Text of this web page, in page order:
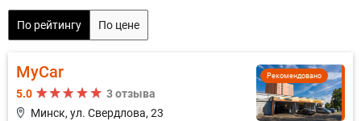
По рейтингу По цене
Рекомендовано
MyCar
5.0
3 отзыва
Минск, ул. Свердлова, 23